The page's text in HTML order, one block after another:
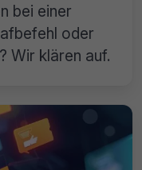
bei einer
oder
Wir klären auf.